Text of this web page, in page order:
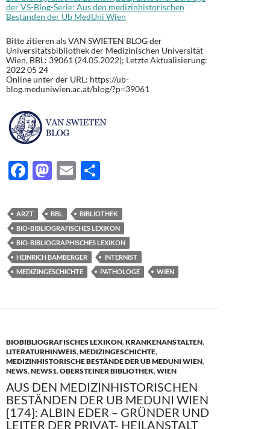
der VS-Blog-Serie: Aus den medizinhistorischen
Beständen der Ub MedUni Wien
Bitte zitieren als VAN SWIETEN BLOG der
Universitätsbibliothek der Medizinischen Universität
Wien, BBL: 39061 (24.05.2022); Letzte Aktualisierung:
2022 05 24
Online unter der URL: https://ub-
blog.meduniwien.ac.at/blog/?p=39061
F
e
b
o
o
k
M
to
d
o
n
E
ail le
n
ARZT BBL
BIBLIOTHEK
BIO-BIBLIOGRAFISCHES LEXIKON
BIO-BIBLIOGRAPHISCHES LEXIKON
HEINRICH BAMBERGER
INTERNIST
MEDIZINGESCHICHTE
PATHOLOGE WIEN
BIOBIBLIOGRAFISCHES LEXIKON,KRANKENANSTALTEN,
LITERATURHINWEIS,MEDIZINGESCHICHTE,
MEDIZINHISTORISCHE BESTÄNDE DER UB MEDUNI WIEN,
NEWS,NEWS1,OBERSTEINER BIBLIOTHEK,WIEN
AUS DEN MEDIZINHISTORISCHEN
BESTÄNDEN DER UB MEDUNI WIEN
[174]: ALBIN EDER – GRÜNDER UND
LEITER DER PRIVAT- HEILANSTALT